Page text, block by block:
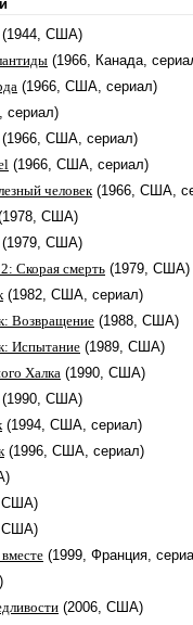
(1944, США)
(1966, Канада,
(1966, США, сериал)
(1966, США, сериал)
(1966, США, сериал)
человек (1966, США,
США)
(1979, США)
Скорая смерть (1979, США)
(1982, США, сериал)
Возвращение (1988, США)
Испытание (1989, США)
Халка (1990, США)
(1990, США)
(1994, США, сериал)
(1996, США, сериал)
США)
США)
(1999, Франция,
(2006, США)